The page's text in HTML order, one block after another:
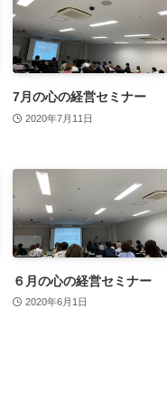
7月の心の経営セミナー
2020年7月11日
６月の心の経営セミナー
2020年6月1日